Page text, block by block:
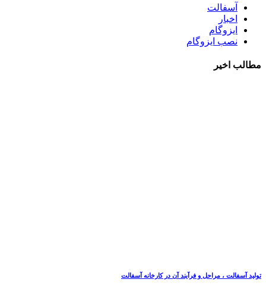
آسفالت
اخبار
ایزوگام
نصب ایزوگام
مطالب اخیر
تولید آسفالت ، مراحل و فرآیند آن در کارخانه آسفالت